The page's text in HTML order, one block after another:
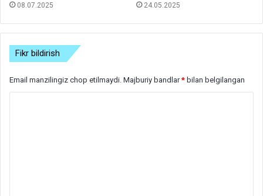
08.07.2025 24.05.2025
Fikr bildirish
Email manzilingiz chop etilmaydi. Majburiy bandlar* bilan belgilangan